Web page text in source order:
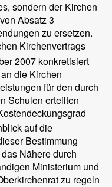
sondern der Kirchen
Absatz 3
zu ersetzen.
Kirchenvertrags
2007 konkretisiert
die Kirchen
für den durch
Schulen erteilten
auf die
Bestimmung
Nähere durch
Ministerium und
zu regeln